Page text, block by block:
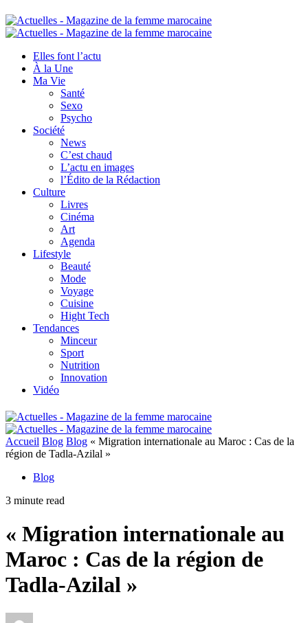
Elles font l’actu
À la Une
Ma Vie
Santé
Sexo
Psycho
Société
News
C’est chaud
L’actu en images
l’Édito de la Rédaction
Culture
Livres
Cinéma
Art
Agenda
Lifestyle
Beauté
Mode
Voyage
Cuisine
Hight Tech
Tendances
Minceur
Sport
Nutrition
Innovation
Vidéo
Accueil Blog Blog « Migration internationale au Maroc : Cas de la
région de Tadla-Azilal »
Blog
3 minute read
« Migration internationale au
Maroc : Cas de la région de
Tadla-Azilal »